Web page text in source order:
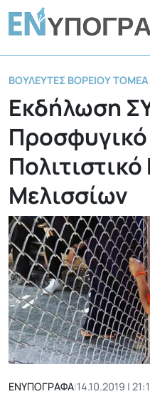
ΒΟΥΛΕΥΤΈΣ ΒΌΡΕΙΟΥ
Εκδήλωση
Μελισσίων
ΕΝΥΠΟΓΡΑΦΑ|14.10.2019 |